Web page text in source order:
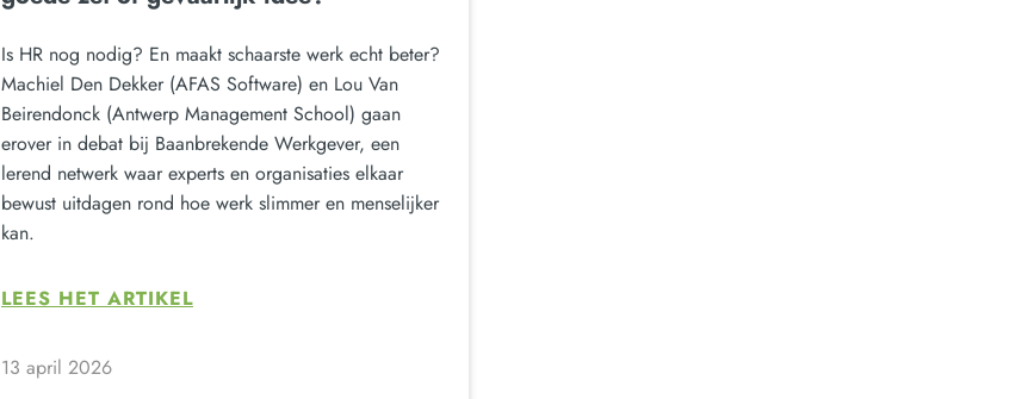
Is HR nog nodig? En maakt schaarste werk echt beter?
Machiel Den Dekker (AFAS Software) en Lou Van
Beirendonck (Antwerp Management School) gaan
erover in debat bij Baanbrekende Werkgever, een
lerend netwerk waar experts en organisaties elkaar
bewust uitdagen rond hoe werk slimmer en menselijker
kan.
LEES HET ARTIKEL
13 april 2026